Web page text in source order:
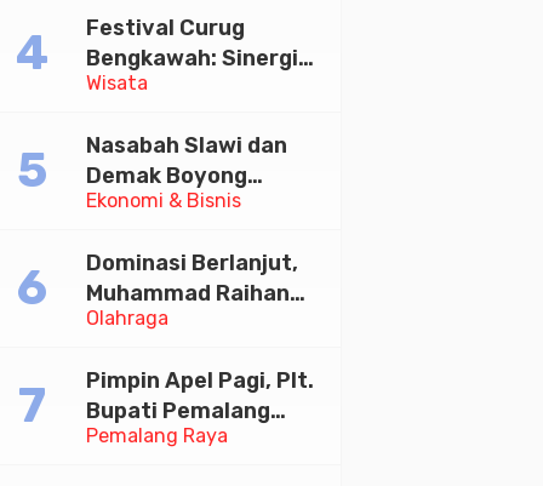
Wisata
Festival Curug
Bengkawah: Sinergi
Desa Sikasur dan
Memajukan Wisata
serta UMKM Lokal
Ekonomi & Bisnis
Nasabah Slawi dan
Demak Boyong
Toyota Innova Zenix
Tabungan Bima Bank
Jateng
Olahraga
Dominasi Berlanjut,
Muhammad Raihan
Fadila Sabet Emas
Taekwondo Indonesia
Open 2026
Pemalang Raya
Pimpin Apel Pagi, Plt.
Bupati Pemalang
Tekankan Disiplin dan